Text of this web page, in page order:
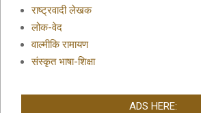
राष्ट्रवादी लेखक
लोक-वेद
वाल्मीकि रामायण
संस्कृत भाषा-शिक्षा
ADS HERE: